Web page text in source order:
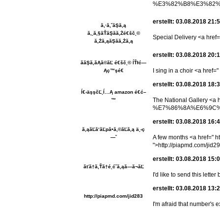
ă‚·ă‚˘ăŞă‚ą
ă‚¸ă‚§ăŤăŞăă‚Żé€šč˛©
ă‚Żă‚ąăŞăă‚Żă‚ą
erstellt: 03.08.2018
Special Delivery <a
ăăŞă‚­ăĄă©ăĽ é€šč˛© ĺŤłć—
Ąç™şé€
erstellt: 03.08.2018
I sing in a choir <a href="
ĺ€‹äşşčĽ¸ĺ…Ą amazon é€ć–
™
erstellt: 03.08.2018
The National Gallery <a
ă‚ąăĽă‘ăĽpă•ă‚©ăĽă‚ą ä¸‹ç
—˘
erstellt: 03.08.2018
A few months <a href="
">http://piapmd.com/
ăťă†ă‚Ťă†é˛ć­˘ă‚ąă—ă¬ăĽ
erstellt: 03.08.2018
I'd like to send this
http://piapmd.com/jid283
erstellt: 03.08.2018
I'm afraid that number's